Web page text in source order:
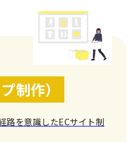
制作）
路を意識したECサイト制